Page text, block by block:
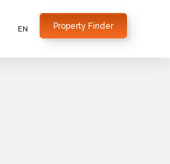
Property Finder